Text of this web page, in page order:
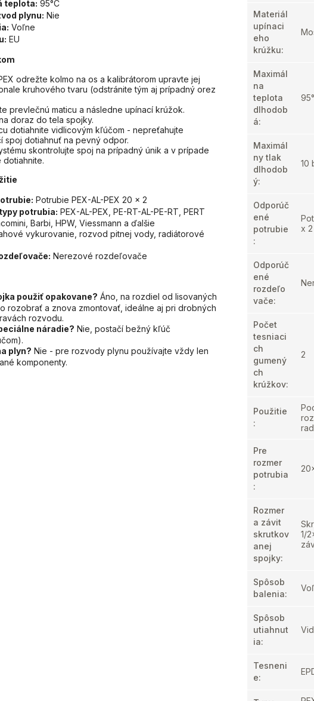
teplota: 95°C
plynu: Nie
Voľne
EU
odrežte kolmo na os a kalibrátorom upravte jej
kruhového tvaru (odstránite tým aj prípadný orez
prevlečnú maticu a následne upínací krúžok.
doraz do tela spojky.
dotiahnite vidlicovým kľúčom - nepreťahujte
spoj dotiahnuť na pevný odpor.
skontrolujte spoj na prípadný únik a v prípade
Potrubie PEX-AL-PEX 20 x 2
potrubia: PEX-AL-PEX, PE-RT-AL-PE-RT, PERT
Barbi, HPW, Viessmann a ďalšie
vykurovanie, rozvod pitnej vody, radiátorové
Nerezové rozdeľovače
použiť opakovane? Áno, na rozdiel od lisovaných
rozobrať a znova zmontovať, ideálne aj pri drobných
rozvodu.
náradie? Nie, postačí bežný kľúč
plyn? Nie - pre rozvody plynu používajte vždy len
komponenty.
Materiál
upínaci
eho
krúžku:
Maximál
na
teplota
dlhodob
á:
Maximál
ny tlak
dlhodob
ý:
10
Odporúč
ené
potrubie
:
x 2
Odporúč
ené
rozdeľo
vače:
Počet
tesniaci
ch
gumený
ch
krúžkov:
2
Použitie
:
Pre
rozmer
potrubia
:
Rozmer
a závit
skrutkov
anej
spojky:
1/
Spôsob
balenia:
Spôsob
utiahnut
ia:
Tesneni
e: